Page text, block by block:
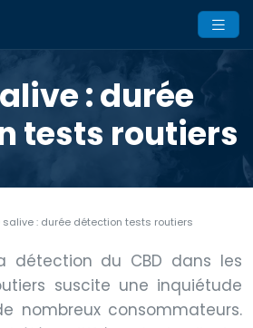
: durée
tests routiers
salive : durée détection tests routiers
détection du CBD dans les
suscite une inquiétude
nombreux consommateurs.